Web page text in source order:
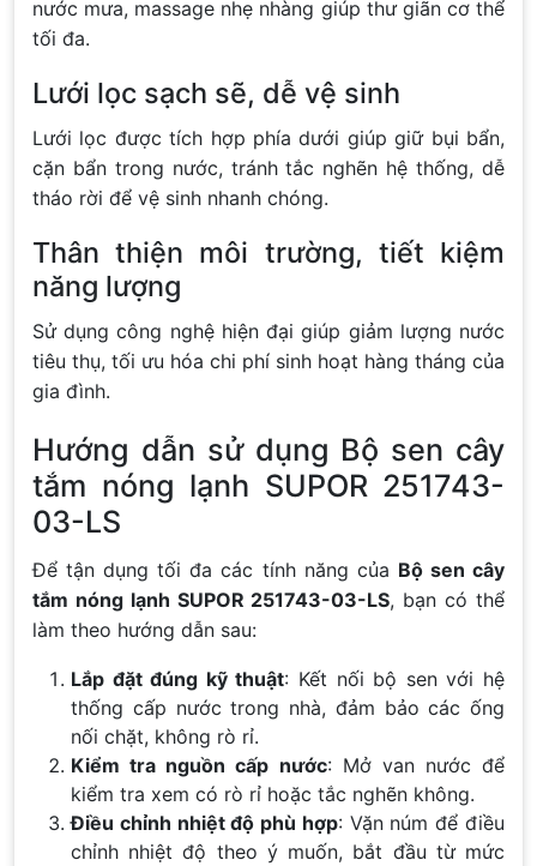
nước mưa, massage nhẹ nhàng giúp thư giãn cơ thể
tối đa.
Lưới lọc sạch sẽ, dễ vệ sinh
Lưới lọc được tích hợp phía dưới giúp giữ bụi bẩn,
cặn bẩn trong nước, tránh tắc nghẽn hệ thống, dễ
tháo rời để vệ sinh nhanh chóng.
Thân thiện môi trường, tiết kiệm
năng lượng
Sử dụng công nghệ hiện đại giúp giảm lượng nước
tiêu thụ, tối ưu hóa chi phí sinh hoạt hàng tháng của
gia đình.
Hướng dẫn sử dụng Bộ sen cây
tắm nóng lạnh SUPOR 251743-
03-LS
Để tận dụng tối đa các tính năng của Bộ sen cây
tắm nóng lạnh SUPOR 251743-03-LS, bạn có thể
làm theo hướng dẫn sau:
Lắp đặt đúng kỹ thuật: Kết nối bộ sen với hệ
thống cấp nước trong nhà, đảm bảo các ống
nối chặt, không rò rỉ.
Kiểm tra nguồn cấp nước: Mở van nước để
kiểm tra xem có rò rỉ hoặc tắc nghẽn không.
Điều chỉnh nhiệt độ phù hợp: Vặn núm để điều
chỉnh nhiệt độ theo ý muốn, bắt đầu từ mức